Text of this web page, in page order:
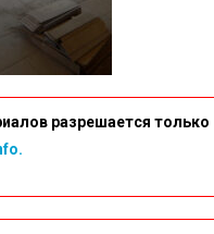
разрешается